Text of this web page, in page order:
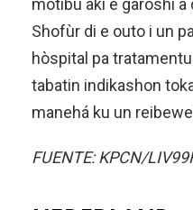
Shofùr di e outo i un
hòspital pa
tabatin indikashon
manehá ku un
FUENTE: KPCN/